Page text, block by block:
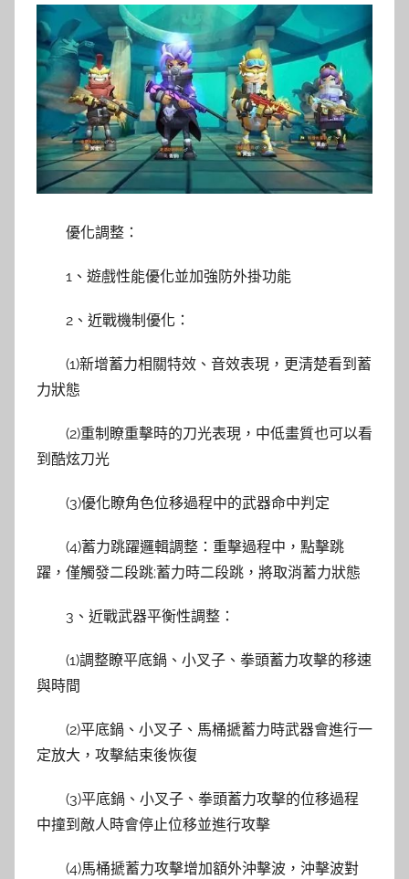
優化調整：
1、遊戲性能優化並加強防外掛功能
2、近戰機制優化：
(1)新增蓄力相關特效、音效表現，更清楚看到蓄
力狀態
(2)重制瞭重擊時的刀光表現，中低畫質也可以看
到酷炫刀光
(3)優化瞭角色位移過程中的武器命中判定
(4)蓄力跳躍邏輯調整：重擊過程中，點擊跳
躍，僅觸發二段跳;蓄力時二段跳，將取消蓄力狀態
3、近戰武器平衡性調整：
(1)調整瞭平底鍋、小叉子、拳頭蓄力攻擊的移速
與時間
(2)平底鍋、小叉子、馬桶搋蓄力時武器會進行一
定放大，攻擊結束後恢復
(3)平底鍋、小叉子、拳頭蓄力攻擊的位移過程
中撞到敵人時會停止位移並進行攻擊
(4)馬桶搋蓄力攻擊增加額外沖擊波，沖擊波對